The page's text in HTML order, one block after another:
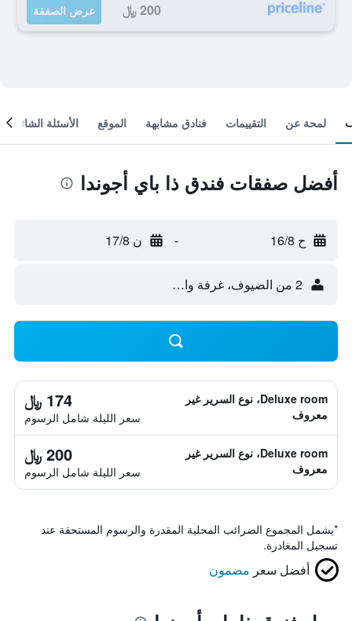
200 ﷼ عرض الصفقة
لمحة عن التقييمات فنادق مشابهة الموقع الأسئلة الشائعة
أفضل صفقات فندق ذا باي أجوندا
ح 16/8 - ن 17/8
2 من الضيوف، غرفة واحدة
Deluxe room، نوع السرير غير
معروف
174 ﷼
سعر الليلة شامل الرسوم
Deluxe room، نوع السرير غير
معروف
200 ﷼
سعر الليلة شامل الرسوم
*يشمل المجموع الضرائب المحلية المقدرة والرسوم المستحقة عند
تسجيل المغادرة.
أفضل سعر مضمون